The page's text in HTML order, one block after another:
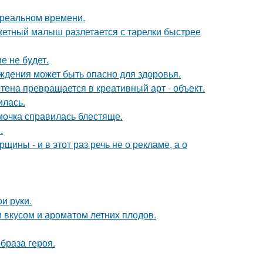
времени.
малыш разлетается с тарелки быстрее
не бyдет.
может быть опасно для здоровья.
превращается в креативный арт - объект.
справилась блестяще.
- и в этот раз речь не о рекламе, а о
руки.
и ароматом летних плодов.
героя.